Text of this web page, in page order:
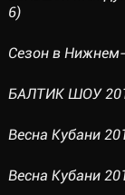
6)
Сезон в
БАЛТИК ШОУ
Весна Кубани
Весна Кубани